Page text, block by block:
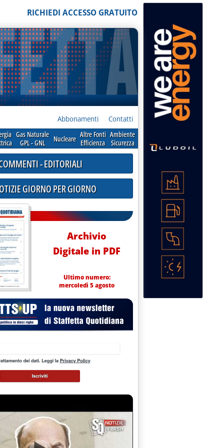
RICHIEDI ACCESSO GRATUITO
Abbonamenti Contatti
Gas Naturale
GPL - GNL
Nucleare Altre Fonti
Efficienza
Ambiente
Sicurezza
- EDITORIALI
GIORNO PER GIORNO
Archivio
Digitale in PDF
Ultimo numero:
mercoledì 5 agosto